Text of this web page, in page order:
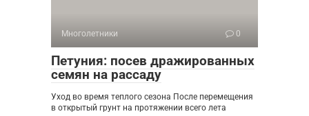
Многолетники 0
Петуния: посев дражированных
семян на рассаду
Уход во время теплого сезона После перемещения
в открытый грунт на протяжении всего лета